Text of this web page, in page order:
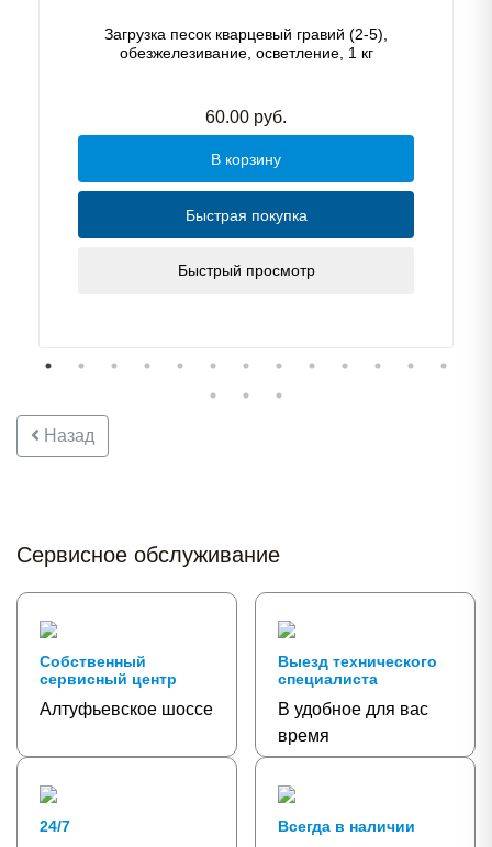
Загрузка песок кварцевый гравий (2-5),
обезжелезивание, осветление, 1 кг
60.00 руб.
В корзину
Быстрая покупка
Быстрый просмотр
Назад
Сервисное обслуживание
Собственный
сервисный центр
Алтуфьевское шоссе
Выезд технического
специалиста
В удобное для вас
время
24/7 Всегда в наличии